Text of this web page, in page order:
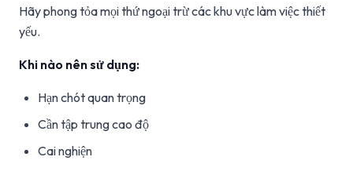
Hãy phong tỏa mọi thứ ngoại trừ các khu vực làm việc thiết
yếu.
Khi nào nên sử dụng:
Hạn chót quan trọng
Cần tập trung cao độ
Cai nghiện